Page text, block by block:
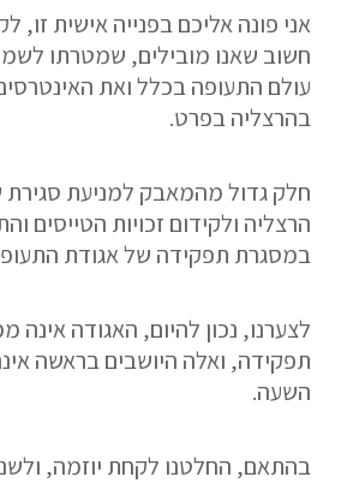
אני פונה אליכם בפנייה אישית
חשוב שאנו מובילים, שמטרתו
עולם התעופה בכלל ואת
בהרצליה בפרט.
חלק גדול מהמאבק למניעת
הרצליה ולקידום זכויות הטייסים
במסגרת תפקידה של אגודת
לצערנו, נכון להיום, האגודה
תפקידה, ואלה היושבים בראשה
השעה.
בהתאם, החלטנו לקחת יוזמה,